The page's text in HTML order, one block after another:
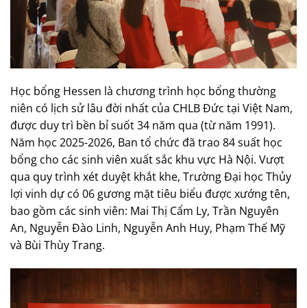
Học bổng Hessen là chương trình học bổng thường
niên có lịch sử lâu đời nhất của CHLB Đức tại Việt Nam,
được duy trì bền bỉ suốt 34 năm qua (từ năm 1991).
Năm học 2025-2026, Ban tổ chức đã trao 84 suất học
bổng cho các sinh viên xuất sắc khu vực Hà Nội. Vượt
qua quy trình xét duyệt khắt khe, Trường Đại học Thủy
lợi vinh dự có 06 gương mặt tiêu biểu được xướng tên,
bao gồm các sinh viên: Mai Thị Cẩm Ly, Trần Nguyên
An, Nguyễn Đào Linh, Nguyễn Anh Huy, Phạm Thế Mỹ
và Bùi Thùy Trang.